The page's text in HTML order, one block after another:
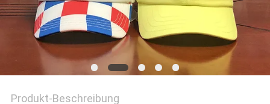
Produkt-Beschreibung